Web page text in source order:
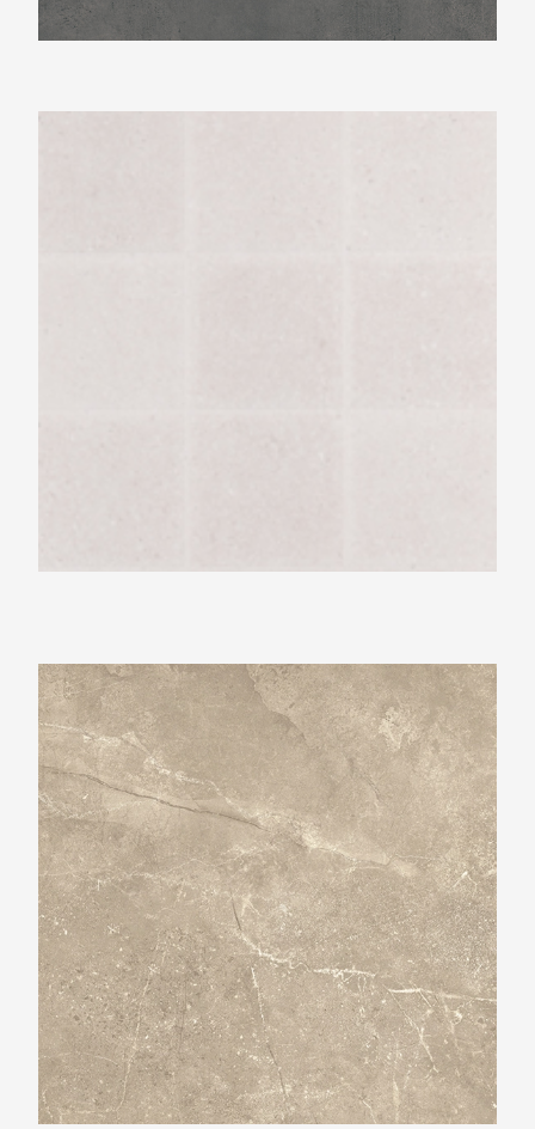
Beste Koop 300X600 Harmony Cream